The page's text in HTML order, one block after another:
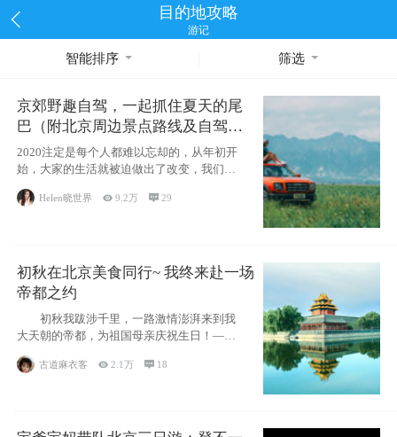
目的地攻略
游记
智能排序 筛选
京郊野趣自驾，一起抓住夏天的尾
巴（附北京周边景点路线及自驾攻
略）
2020注定是每个人都难以忘却的，从年初开
始，大家的生活就被迫做出了改变，我们也
不例外。本来双双辞职是为
Helen晓世界 9.2万 29
初秋在北京美食同行~ 我终来赴一场
帝都之约
初秋我跋涉千里，一路激情澎湃来到我
大天朝的帝都，为祖国母亲庆祝生日！——
古道麻衣客 2.1万  18